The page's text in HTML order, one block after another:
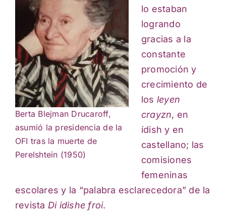
Berta Blejman Drucaroff,
asumió la presidencia de la
OFI tras la muerte de
Perelshtein (1950)
lo estaban
logrando
gracias a la
constante
promoción y
crecimiento de
los leyen
crayzn, en
ídish y en
castellano; las
comisiones
femeninas
escolares y la “palabra esclarecedora” de la
revista Di idishe froi.